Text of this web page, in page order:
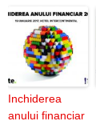
Inchiderea
anului financiar